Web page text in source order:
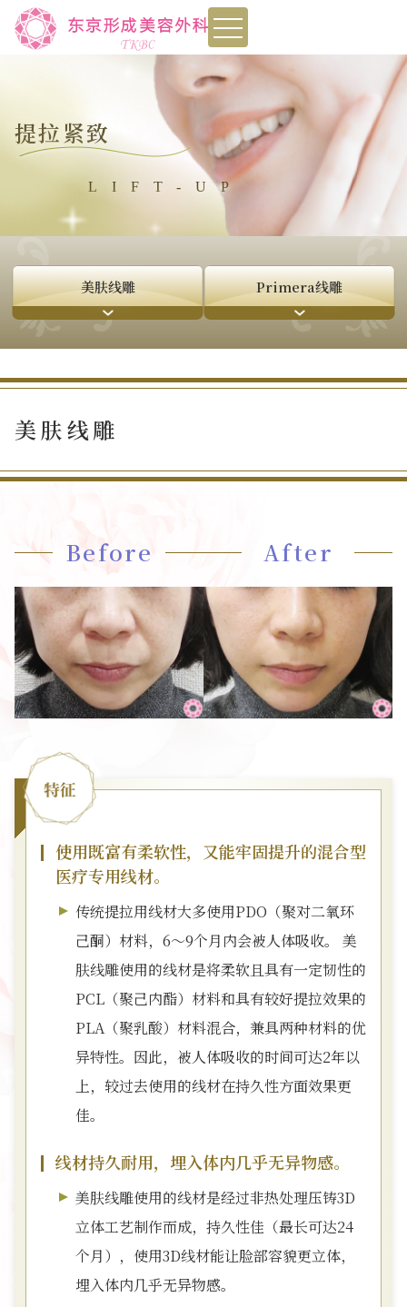
toggle
navigation
提拉紧致
LIFT-UP
美肤线雕 Primera线雕
美肤线雕
Before After
使用既富有柔软性，又能牢固提升的混合型
医疗专用线材。
传统提拉用线材大多使用PDO（聚对二氧环
己酮）材料，6～9个月内会被人体吸收。 美
肤线雕使用的线材是将柔软且具有一定韧性的
PCL（聚己内酯）材料和具有较好提拉效果的
PLA（聚乳酸）材料混合，兼具两种材料的优
异特性。因此，被人体吸收的时间可达2年以
上，较过去使用的线材在持久性方面效果更
佳。
线材持久耐用，埋入体内几乎无异物感。
美肤线雕使用的线材是经过非热处理压铸3D
立体工艺制作而成，持久性佳（最长可达24
个月），使用3D线材能让脸部容貌更立体，
埋入体内几乎无异物感。